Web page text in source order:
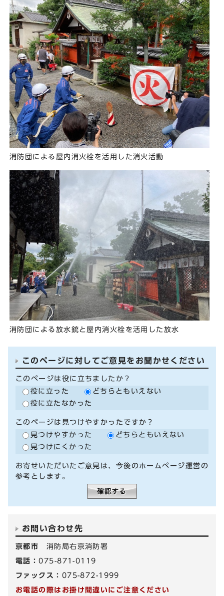
消防団による屋内消火栓を活用した消火活動
消防団による放水銃と屋内消火栓を活用した放水
このページに対してご意見をお聞かせください
このページは役に立ちましたか？
役に立った
どちらともいえない
役に立たなかった
このページは見つけやすかったですか？
見つけやすかった
どちらともいえない
見つけにくかった
お寄せいただいたご意見は、今後のホームページ運営の
参考とします。
お問い合わせ先
京都市 消防局右京消防署
電話：075-871-0119
ファックス： 075-872-1999
お電話の際はお掛け間違いにご注意ください